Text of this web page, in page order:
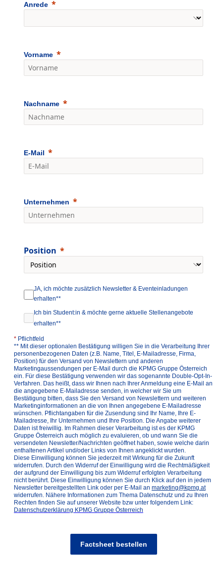
Anrede
Vorname
Nachname
E-Mail
Unternehmen
Position
JA, ich möchte zusätzlich Newsletter & Eventeinladungen
erhalten**
Ich bin Student:in & möchte gerne aktuelle Stellenangebote
erhalten**
* Pflichtfeld
** Mit dieser optionalen Bestätigung willigen Sie in die Verarbeitung Ihrer
personenbezogenen Daten (z.B. Name, Titel, E-Mailadresse, Firma,
Position) für den Versand von Newslettern und anderen
Marketingaussendungen per E-Mail durch die KPMG Gruppe Österreich
ein. Für diese Bestätigung verwenden wir das sogenannte Double-Opt-In-
Verfahren. Das heißt, dass wir Ihnen nach Ihrer Anmeldung eine E-Mail an
die angegebene E-Mailadresse senden, in welcher wir Sie um
Bestätigung bitten, dass Sie den Versand von Newslettern und weiteren
Marketinginformationen an die von Ihnen angegebene E-Mailadresse
wünschen. Pflichtangaben für die Zusendung sind Ihr Name, Ihre E-
Mailadresse, Ihr Unternehmen und Ihre Position. Die Angabe weiterer
Daten ist freiwillig. Im Rahmen dieser Verarbeitung ist es der KPMG
Gruppe Österreich auch möglich zu evaluieren, ob und wann Sie die
versendeten Newsletter/Nachrichten geöffnet haben, sowie welche darin
enthaltenen Artikel und/oder Links von Ihnen angeklickt wurden.
Diese Einwilligung können Sie jederzeit mit Wirkung für die Zukunft
widerrufen. Durch den Widerruf der Einwilligung wird die Rechtmäßigkeit
der aufgrund der Einwilligung bis zum Widerruf erfolgten Verarbeitung
nicht berührt. Diese Einwilligung können Sie durch Klick auf den in jedem
Newsletter bereitgestellten Link oder per E-Mail an marketing@kpmg.at
widerrufen. Nähere Informationen zum Thema Datenschutz und zu Ihren
Rechten finden Sie auf unserer Website bzw unter folgendem Link:
Datenschutzerklärung KPMG Gruppe Österreich
Factsheet bestellen